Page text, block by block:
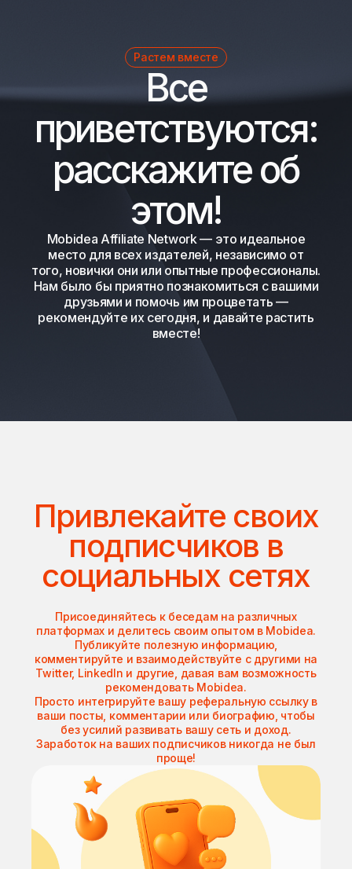
Растем вместе
Все
приветствуются:
расскажите об
этом!
Mobidea Affiliate Network — это идеальное
место для всех издателей, независимо от
того, новички они или опытные профессионалы.
Нам было бы приятно познакомиться с вашими
друзьями и помочь им процветать —
рекомендуйте их сегодня, и давайте растить
вместе!
Привлекайте своих
подписчиков в
социальных сетях
Присоединяйтесь к беседам на различных
платформах и делитесь своим опытом в Mobidea.
Публикуйте полезную информацию,
комментируйте и взаимодействуйте с другими на
Twitter, LinkedIn и другие, давая вам возможность
рекомендовать Mobidea.
Просто интегрируйте вашу реферальную ссылку в
ваши посты, комментарии или биографию, чтобы
без усилий развивать вашу сеть и доход.
Заработок на ваших подписчиков никогда не был
проще!